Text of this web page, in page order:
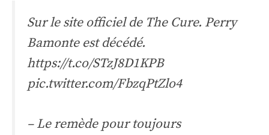
Sur le site officiel de The Cure. Perry
Bamonte est décédé.
https://t.co/STzJ8D1KPB
pic.twitter.com/FbzqPtZlo4
– Le remède pour toujours